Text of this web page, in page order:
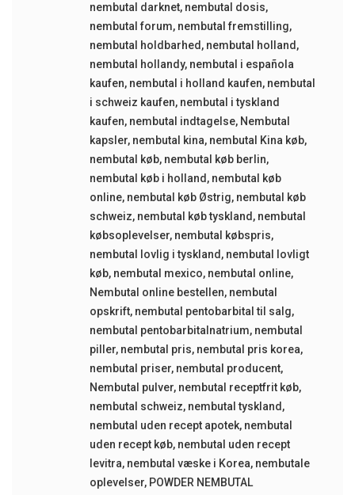
nembutal darknet, nembutal dosis,
nembutal forum, nembutal fremstilling,
nembutal holdbarhed , nembutal holland ,
nembutal hollandy, nembutal i española
kaufen, nembutal i holland kaufen, nembutal
i schweiz kaufen, nembutal i tyskland
kaufen, nembutal indtagelse, Nembutal
kapsler, nembutal kina, nembutal Kina køb,
nembutal køb, nembutal køb berlin,
nembutal køb i holland , nembutal køb
online, nembutal køb Østrig, nembutal køb
schweiz, nembutal køb tyskland , nembutal
købsoplevelser, nembutal købspris,
nembutal lovlig i tyskland , nembutal lovligt
køb, nembutal mexico, nembutal online,
Nembutal online bestellen, nembutal
opskrift, nembutal pentobarbital til salg,
nembutal pentobarbitalnatrium, nembutal
piller, nembutal pris, nembutal pris korea,
nembutal priser, nembutal producent,
Nembutal pulver, nembutal receptfrit køb,
nembutal schweiz, nembutal tyskland ,
nembutal uden recept apotek, nembutal
uden recept køb, nembutal uden recept
levitra, nembutal væske i Korea, nembutale
oplevelser, POWDER NEMBUTAL